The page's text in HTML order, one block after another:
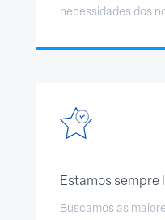
necessidades dos
Estamos sempre
Buscamos as